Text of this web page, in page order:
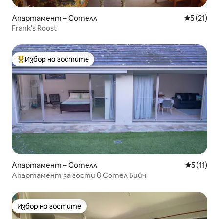
Апартамент – Сотелл Средна
5 (21)
Frank's Roost
Най-популярен избор на гостите
Избор на гостите
Апартамент – Сотелл Средна
5 (11)
Апартамент за гости в Сотел Бийч
Избор на гостите
Избор на гостите